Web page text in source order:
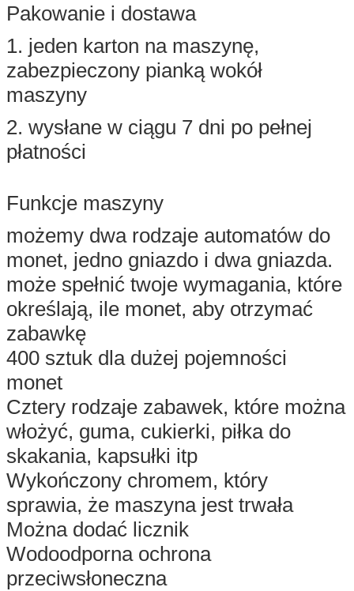
Pakowanie i dostawa
1. jeden karton na maszynę,
zabezpieczony pianką wokół
maszyny
2. wysłane w ciągu 7 dni po pełnej
płatności
Funkcje maszyny
możemy dwa rodzaje automatów do
monet, jedno gniazdo i dwa gniazda.
może spełnić twoje wymagania, które
określają, ile monet, aby otrzymać
zabawkę
400 sztuk dla dużej pojemności
monet
Cztery rodzaje zabawek, które można
włożyć, guma, cukierki, piłka do
skakania, kapsułki itp
Wykończony chromem, który
sprawia, że ​​maszyna jest trwała
Można dodać licznik
Wodoodporna ochrona
przeciwsłoneczna